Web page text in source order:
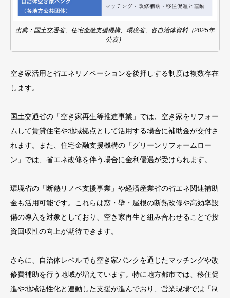
出典：国土交通省、住宅金融支援機構、環境省、各自治体資料（2025年
公表）
空き家活用と省エネリノベーションを後押しする制度は複数存在
します。
国土交通省の「空き家再生等推進事業」では、空き家をリフォー
ムして賃貸住宅や地域拠点として活用する場合に補助金が交付さ
れます。また、住宅金融支援機構の「グリーンリフォームロー
ン」では、省エネ改修を伴う場合に金利優遇が受けられます。
環境省の「断熱リノベ支援事業」や経済産業省の省エネ関連補助
金も活用可能です。これらは窓・壁・屋根の断熱改修や高効率設
備の導入を対象としており、空き家再生と組み合わせることで投
資回収性の向上が期待できます。
さらに、自治体レベルでも空き家バンクを通じたマッチングや改
修費補助を行う地域が増えています。特に地方都市では、移住促
進や地域活性化と連動した支援が進んでおり、営業現場では「制